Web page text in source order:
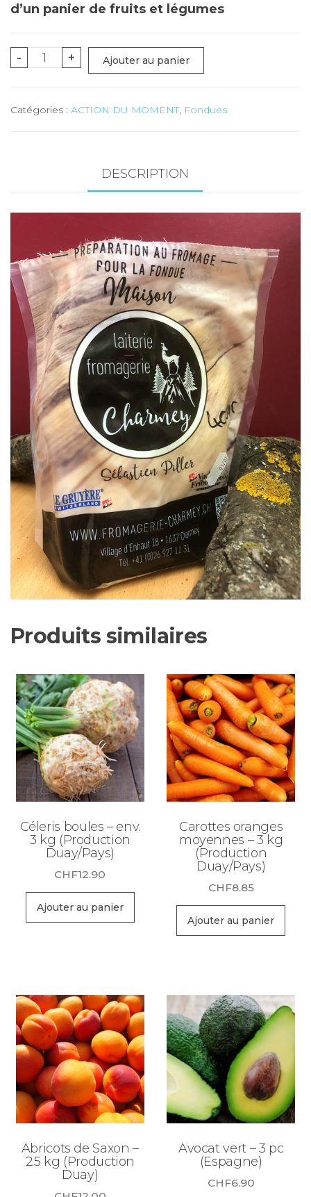
d’un panier de fruits et légumes
-
quantité
100%
gr
+ Ajouter au panier
Catégories : ACTION DU MOMENT, Fondues
DESCRIPTION
Produits similaires
Céleris boules – env.
3 kg (Production
Duay/Pays)
CHF12.90
Ajouter au panier
Carottes oranges
moyennes – 3 kg
(Production
Duay/Pays)
CHF8.85
Ajouter au panier
Abricots de Saxon –
2.5 kg (Production
Duay)
Avocat vert – 3 pc
(Espagne)
CHF6.90